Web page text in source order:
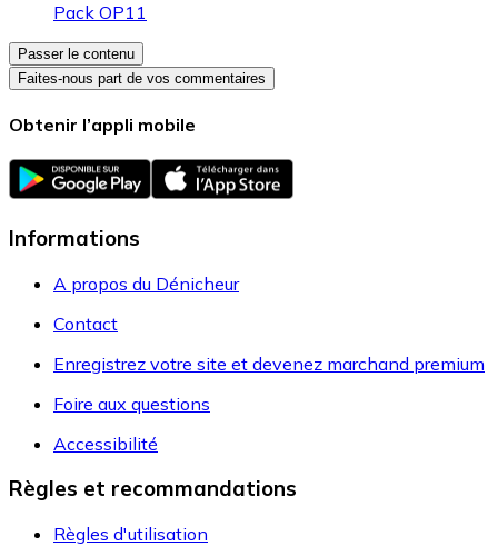
Pack OP11
Passer le contenu
Faites-nous part de vos commentaires
Obtenir l’appli mobile
Informations
A propos du Dénicheur
Contact
Enregistrez votre site et devenez marchand premium
Foire aux questions
Accessibilité
Règles et recommandations
Règles d'utilisation